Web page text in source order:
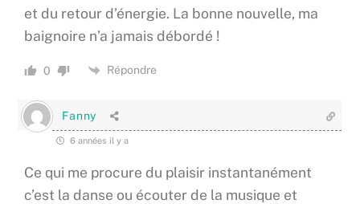
et du retour d’énergie. La bonne nouvelle, ma
baignoire n’a jamais débordé !
0 Répondre
Fanny
6 années il y a
Ce qui me procure du plaisir instantanément
c’est la danse ou écouter de la musique et